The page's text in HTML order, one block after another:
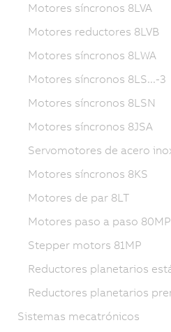
Motores síncronos 8LVA
Motores reductores 8LVB
Motores síncronos 8LWA
Motores síncronos 8LS...-3
Motores síncronos 8LSN
Motores síncronos 8JSA
Servomotores de acero
Motores síncronos 8KS
Motores de par 8LT
Motores paso a paso 80MP
Stepper motors 81MP
Reductores planetarios
Reductores planetarios
Sistemas mecatrónicos